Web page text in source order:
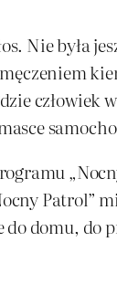
Nie była
Patrol”
domu, do